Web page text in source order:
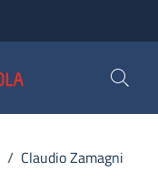
/ Claudio Zamagni